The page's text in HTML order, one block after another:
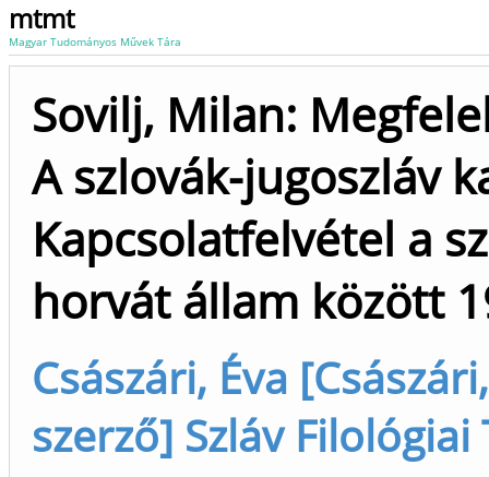
mtmt
Magyar Tudományos Művek Tára
Sovilj, Milan:
A szlovák-jugoszláv
Kapcsolatfelvétel a
horvát állam között
Császári, Éva
szerző] Szláv Filológiai